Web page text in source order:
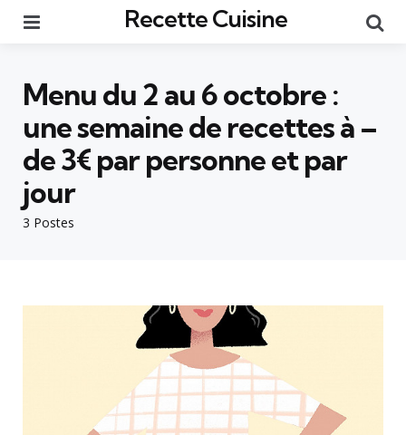
Recette Cuisine
3 Postes
Menu du 2 au 6 octobre :
une semaine de recettes à –
de 3€ par personne et par
jour